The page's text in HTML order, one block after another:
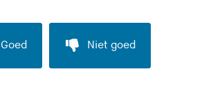
Goed Niet goed